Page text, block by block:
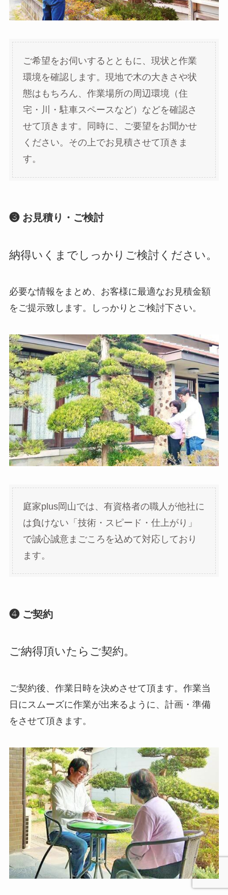
ご希望をお伺いするとともに、現状と作業
環境を確認します。現地で木の大きさや状
態はもちろん、作業場所の周辺環境（住
宅・川・駐車スペースなど）などを確認さ
せて頂きます。同時に、ご要望をお聞かせ
ください。その上でお見積させて頂きま
す。
❸ お見積り・ご検討
納得いくまでしっかりご検討ください。
必要な情報をまとめ、お客様に最適なお見積金額
をご提示致します。しっかりとご検討下さい。
庭家plus岡山では、有資格者の職人が他社に
は負けない「技術・スピード・仕上がり」
で誠心誠意まごころを込めて対応しており
ます。
❹ ご契約
ご納得頂いたらご契約。
ご契約後、作業日時を決めさせて頂ます。作業当
日にスムーズに作業が出来るように、計画・準備
をさせて頂きます。